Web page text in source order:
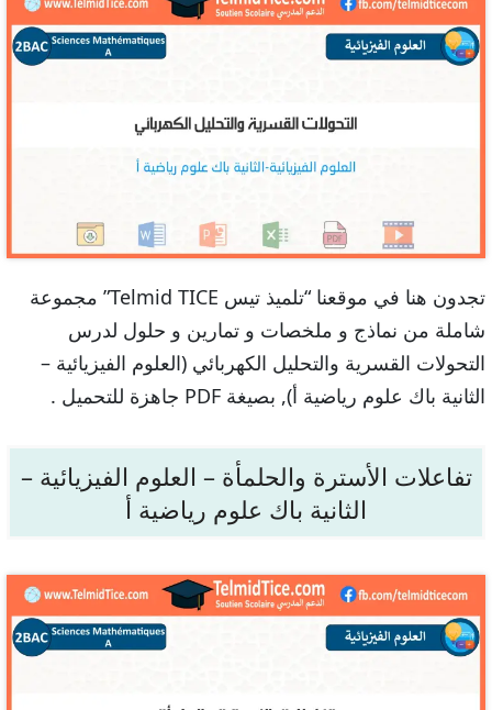
تجدون هنا في موقعنا “تلميذ تيس Telmid TICE” مجموعة
شاملة من نماذج و ملخصات و تمارين و حلول لدرس
التحولات القسرية والتحليل الكهربائي (العلوم الفيزيائية –
الثانية باك علوم رياضية أ), بصيغة PDF جاهزة للتحميل .
تفاعلات الأسترة والحلمأة – العلوم الفيزيائية –
الثانية باك علوم رياضية أ